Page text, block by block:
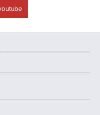
व्यवस्था पर फूटा
मंत्री और सरकार का पुतला
प्रदर्शन, स्वास्थ्य मंत्री व शिक्षा
की जिला बैठक, 8